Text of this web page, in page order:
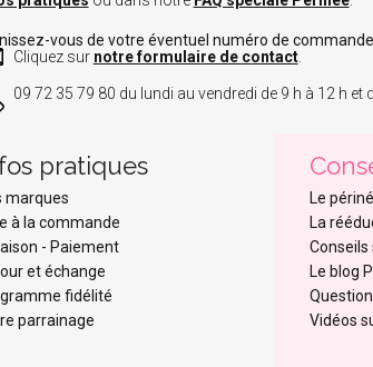
vous de votre éventuel numéro de
Cliquez sur notre formulaire de contact.
09 72 35 79 80 du lundi au vendredi de 9 h à 12 h et
pratiques
marques
à la commande
- Paiement
et échange
fidélité
parrainage
Le
La
Conseils
Le blog
Vidéos